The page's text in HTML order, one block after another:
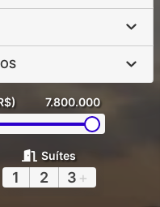
7.800.000
Suítes
1 2 3 +